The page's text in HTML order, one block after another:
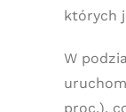
których
W
proc.),